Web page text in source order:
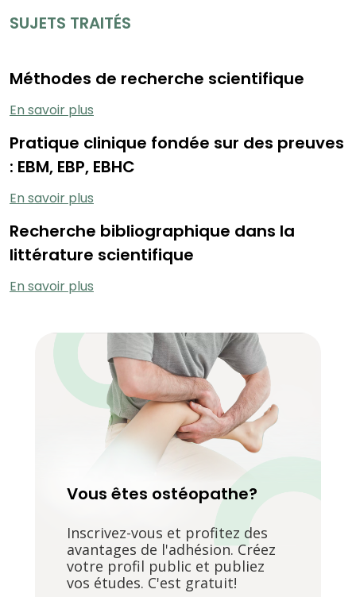
SUJETS TRAITÉS
Méthodes de recherche scientifique
En savoir plus
Pratique clinique fondée sur des preuves
: EBM, EBP, EBHC
En savoir plus
Recherche bibliographique dans la
littérature scientifique
En savoir plus
Vous êtes ostéopathe?
Inscrivez-vous et profitez des
avantages de l'adhésion. Créez
votre profil public et publiez
vos études. C'est gratuit!